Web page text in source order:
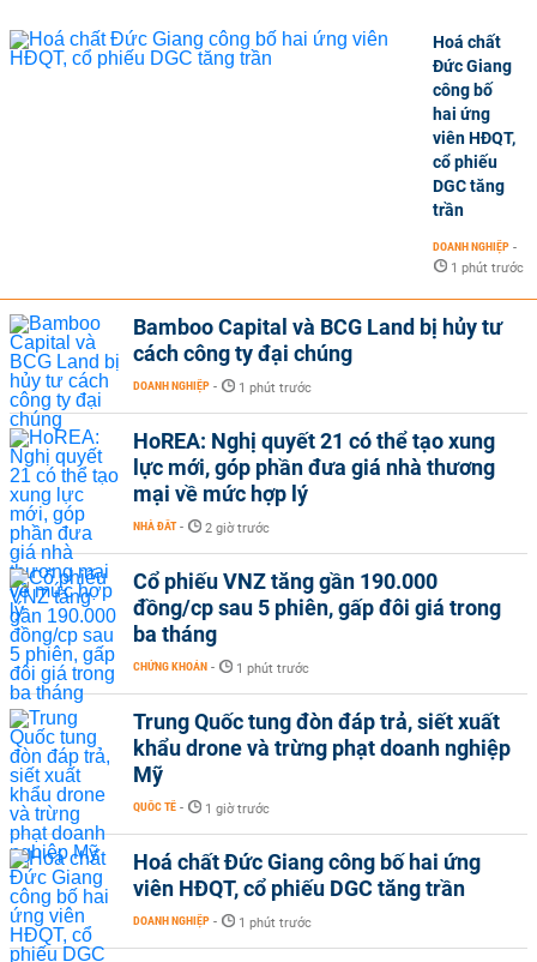
Hoá chất
Đức Giang
công bố
hai ứng
viên HĐQT,
cổ phiếu
DGC tăng
trần
DOANH NGHIỆP -
1 phút trước
Bamboo Capital và BCG Land bị hủy tư
cách công ty đại chúng
DOANH NGHIỆP - 1 phút trước
HoREA: Nghị quyết 21 có thể tạo xung
lực mới, góp phần đưa giá nhà thương
mại về mức hợp lý
NHÀ ĐẤT - 2 giờ trước
Cổ phiếu VNZ tăng gần 190.000
đồng/cp sau 5 phiên, gấp đôi giá trong
ba tháng
CHỨNG KHOÁN - 1 phút trước
Trung Quốc tung đòn đáp trả, siết xuất
khẩu drone và trừng phạt doanh nghiệp
Mỹ
QUỐC TẾ - 1 giờ trước
Hoá chất Đức Giang công bố hai ứng
viên HĐQT, cổ phiếu DGC tăng trần
DOANH NGHIỆP - 1 phút trước